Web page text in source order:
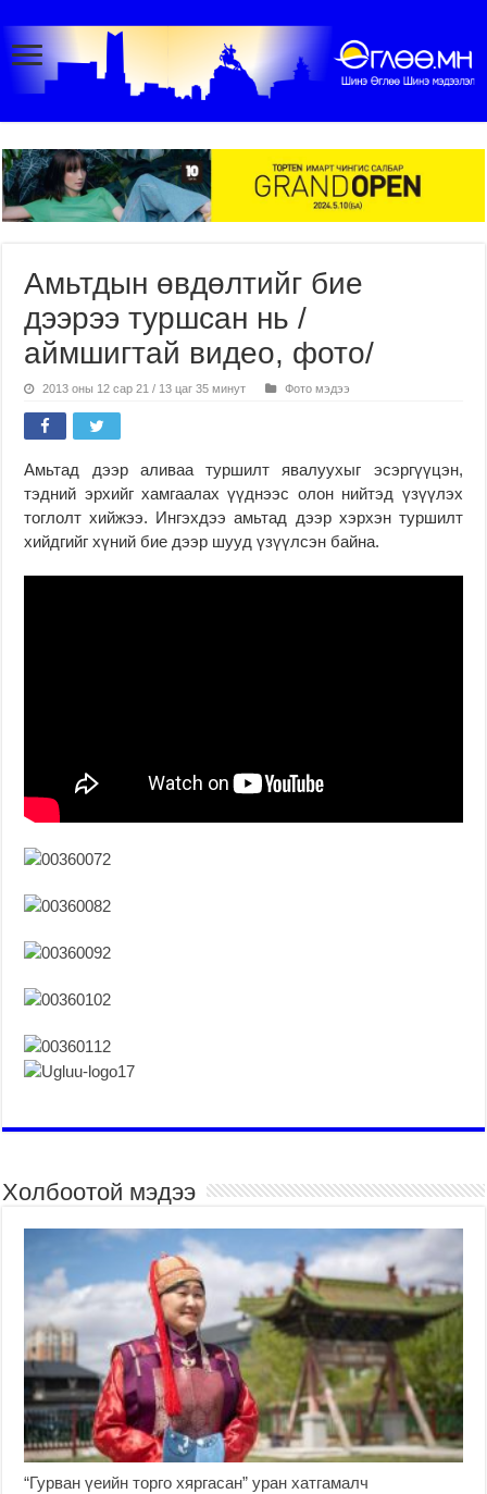
Амьтдын өвдөлтийг бие
дээрээ туршсан нь /
аймшигтай видео, фото/
2013 оны 12 сар 21 / 13 цаг 35 минут Фото мэдээ
Амьтад дээр аливаа туршилт явалуухыг эсэргүүцэн,
тэдний эрхийг хамгаалах үүднээс олон нийтэд үзүүлэх
тоглолт хийжээ. Ингэхдээ амьтад дээр хэрхэн туршилт
хийдгийг хүний бие дээр шууд үзүүлсэн байна.
Холбоотой мэдээ
“Гурван үеийн торго хяргасан” уран хатгамалч